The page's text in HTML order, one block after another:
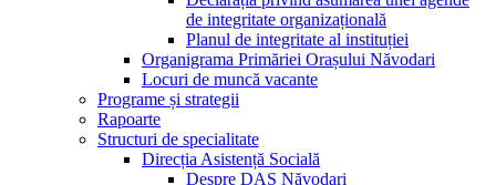
de integritate organizațională
Planul de integritate al instituției
Organigrama Primăriei Orașului Năvodari
Locuri de muncă vacante
Programe și strategii
Rapoarte
Structuri de specialitate
Direcția Asistență Socială
Despre DAS Năvodari